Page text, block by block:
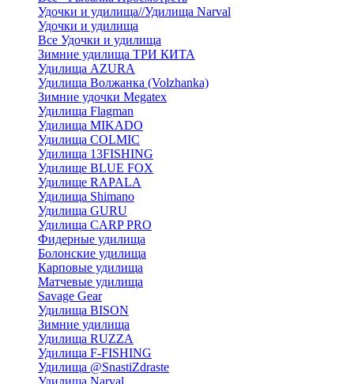
Удочки и удилища//Удилища Narval
Удочки и удилища
Все Удочки и удилища
Зимние удилища ТРИ КИТА
Удилища AZURA
Удилища Волжанка (Volzhanka)
Зимние удочки Megatex
Удилища Flagman
Удилища MIKADO
Удилища COLMIC
Удилища 13FISHING
Удилище BLUE FOX
Удилище RAPALA
Удилища Shimano
Удилища GURU
Удилища CARP PRO
Фидерные удилища
Болонские удилища
Карповые удилища
Матчевые удилища
Savage Gear
Удилища BISON
Зимние удилища
Удилища RUZZA
Удилища F-FISHING
Удилища @SnastiZdraste
Удилища Narval